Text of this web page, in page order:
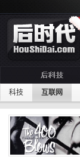
科技 互联网